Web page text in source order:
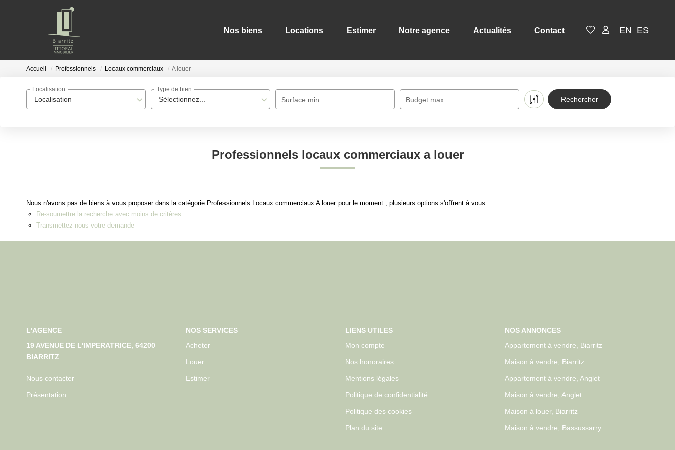
Nos biens Locations Estimer Notre agence Actualités Contact EN ES
Accueil Professionnels Locaux commerciaux A louer
Localisation
Localisation
Sélectionnez...
Type de bien
Surface min Budget max
Professionnels locaux commerciaux a louer
Nous n'avons pas de biens à vous proposer dans la catégorie Professionnels Locaux commerciaux A louer pour le moment , plusieurs options s'offrent à vous :
Re-soumettre la recherche avec moins de critères.
Transmettez-nous votre demande
L'AGENCE
19 AVENUE DE L'IMPERATRICE, 64200
BIARRITZ
Nous contacter
Présentation
NOS SERVICES
Acheter
Louer
Estimer
LIENS UTILES
Mon compte
Nos honoraires
Mentions légales
Politique de confidentialité
Politique des cookies
Plan du site
NOS ANNONCES
Appartement à vendre, Biarritz
Maison à vendre, Biarritz
Appartement à vendre, Anglet
Maison à vendre, Anglet
Maison à louer, Biarritz
Maison à vendre, Bassussarry